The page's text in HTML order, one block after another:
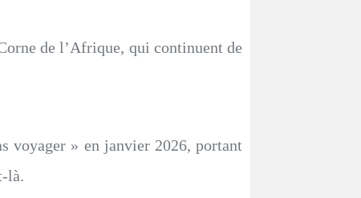
de l’Afrique, qui continuent de
voyager » en janvier 2026, portant
là.